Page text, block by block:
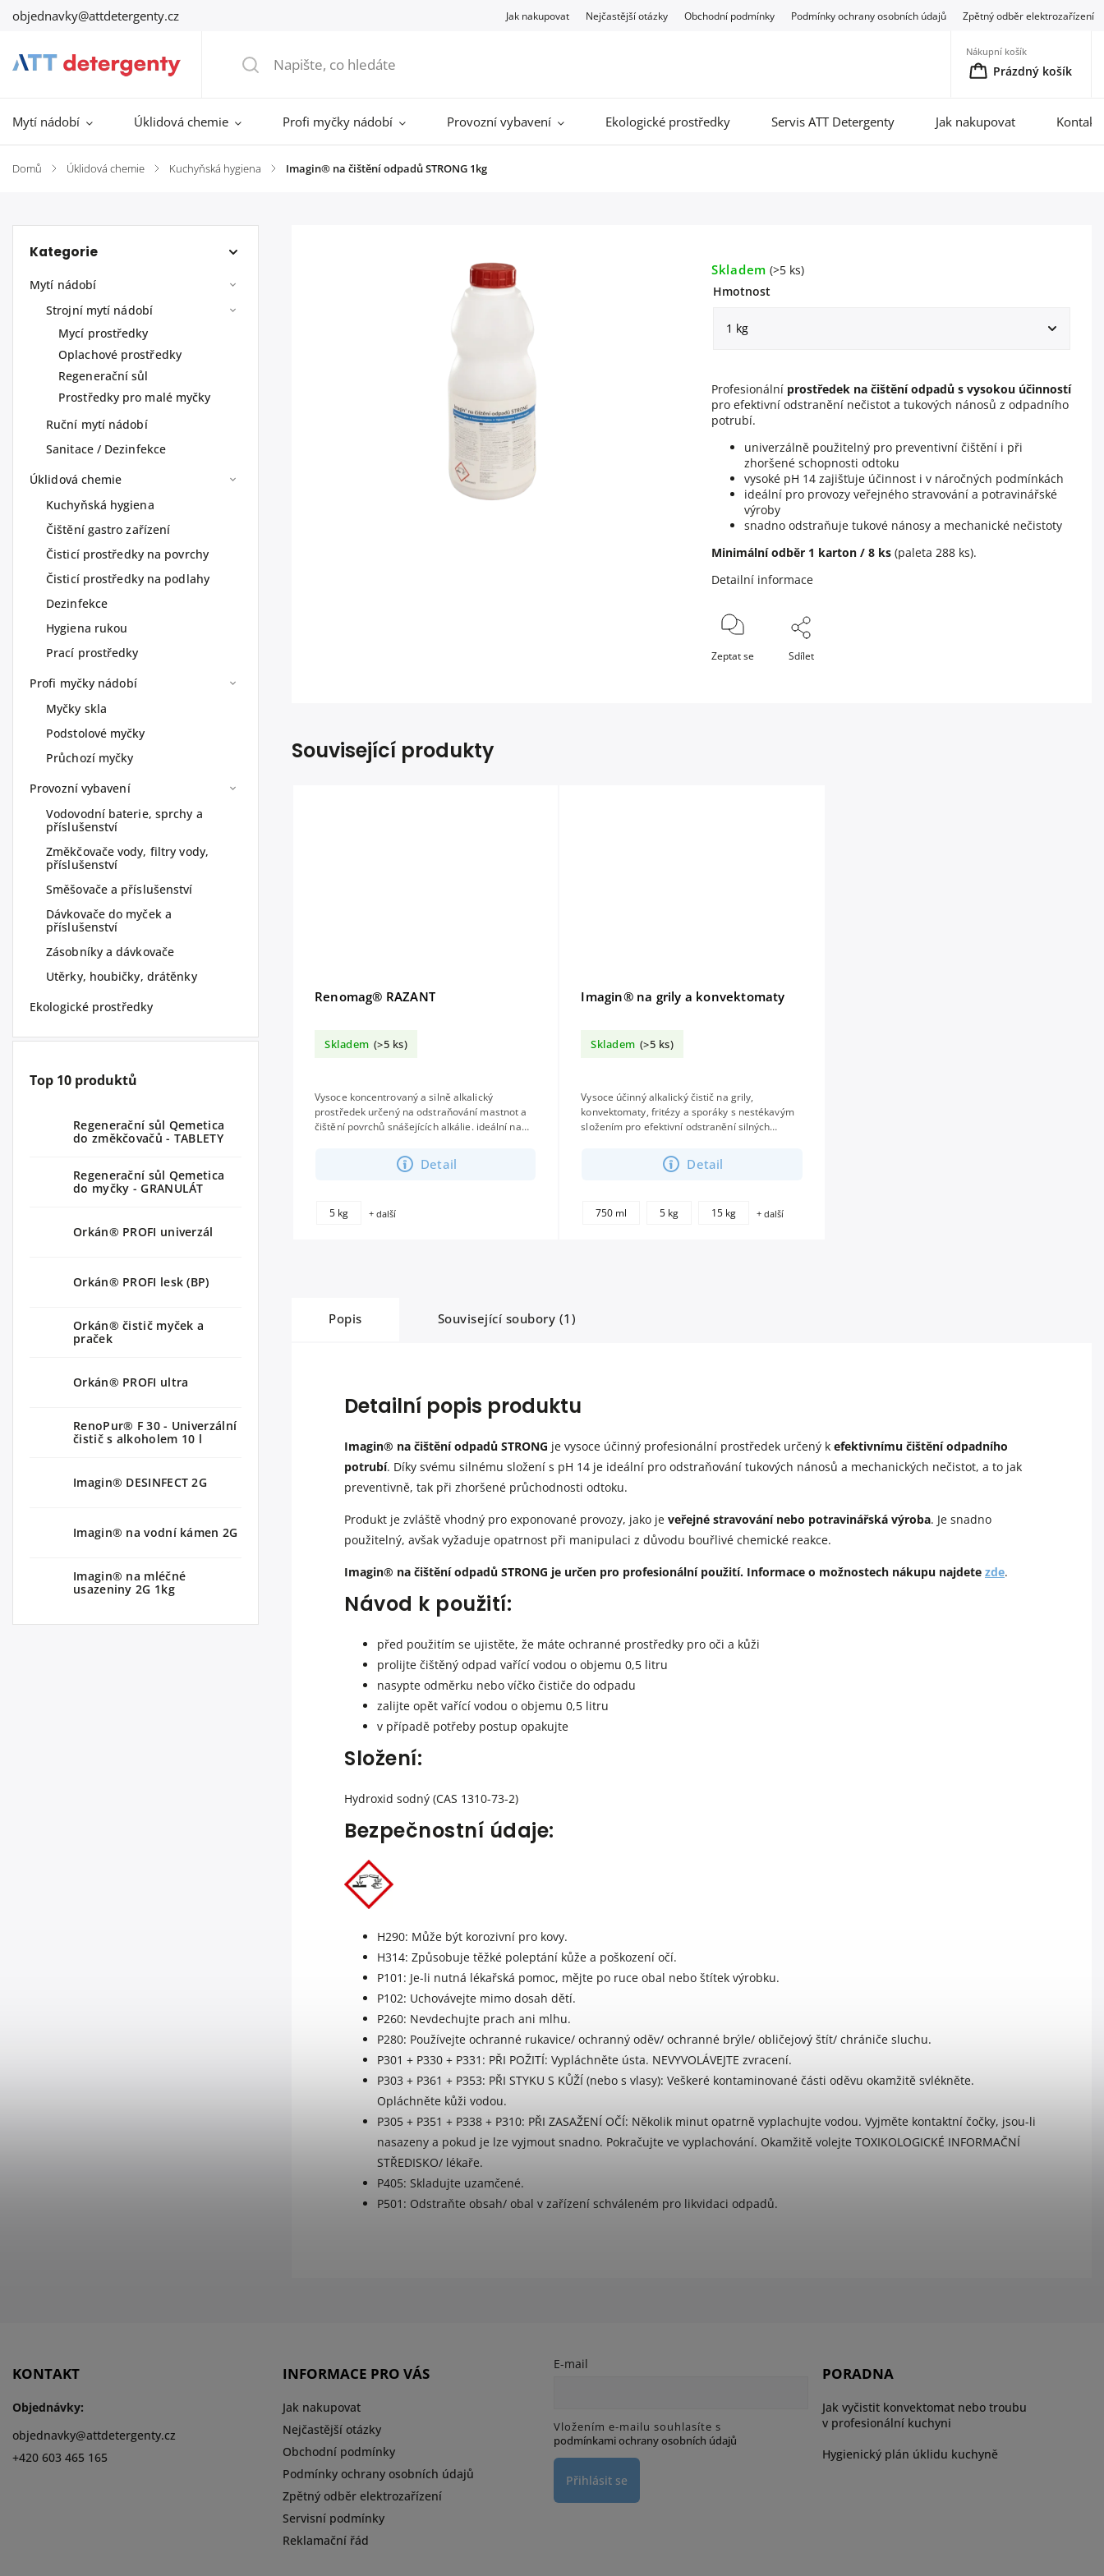
objednavky@attdetergenty.cz Jak nakupovat Nejčastější otázky Obchodní podmínky Podmínky ochrany osobních údajů Zpětný odběr elektrozařízení
Nákupní košík
Prázdný košík
Mytí nádobí Úklidová chemie Profi myčky nádobí Provozní vybavení Ekologické prostředky Servis ATT Detergenty Jak nakupovat
Domů / Úklidová chemie / Kuchyňská hygiena / Imagin® na čištění odpadů STRONG 1kg
Kategorie
Mytí nádobí
Strojní mytí nádobí
Mycí prostředky
Oplachové prostředky
Regenerační sůl
Prostředky pro malé myčky
Ruční mytí nádobí
Sanitace / Dezinfekce
Úklidová chemie
Kuchyňská hygiena
Čištění gastro zařízení
Čisticí prostředky na povrchy
Čisticí prostředky na podlahy
Dezinfekce
Hygiena rukou
Prací prostředky
Profi myčky nádobí
Myčky skla
Podstolové myčky
Průchozí myčky
Provozní vybavení
Vodovodní baterie, sprchy a
příslušenství
Změkčovače vody, filtry vody,
příslušenství
Směšovače a příslušenství
Dávkovače do myček a
příslušenství
Zásobníky a dávkovače
Utěrky, houbičky, drátěnky
Ekologické prostředky
Top 10 produktů
Regenerační sůl Qemetica
do změkčovačů - TABLETY
Regenerační sůl Qemetica
do myčky - GRANULÁT
Orkán® PROFI univerzál
Orkán® PROFI lesk (BP)
Orkán® čistič myček a
praček
Orkán® PROFI ultra
RenoPur® F 30 - Univerzální
čistič s alkoholem 10 l
Imagin® DESINFECT 2G
Imagin® na vodní kámen 2G
Imagin® na mléčné
usazeniny 2G 1kg
Skladem (>5 ks)
Hmotnost
Profesionální prostředek na čištění odpadů s vysokou účinností
pro efektivní odstranění nečistot a tukových nánosů z odpadního
potrubí.
univerzálně použitelný pro preventivní čištění i při
zhoršené schopnosti odtoku
vysoké pH 14 zajišťuje účinnost i v náročných podmínkách
ideální pro provozy veřejného stravování a potravinářské
výroby
snadno odstraňuje tukové nánosy a mechanické nečistoty
Minimální odběr 1 karton / 8 ks (paleta 288 ks).
Detailní informace
Zeptat se Sdílet
Související produkty
Renomag® RAZANT
Skladem (>5 ks)
Detail
Vysoce koncentrovaný a silně alkalický
prostředek určený na odstraňování mastnot a
čištění povrchů snášejících alkálie. ideální na
5 kg + další
Imagin® na grily a konvektomaty
Skladem (>5 ks)
Detail
Vysoce účinný alkalický čistič na grily,
konvektomaty, fritézy a sporáky s nestékavým
složením pro efektivní odstranění silných
750 ml 5 kg 15 kg + další
Popis Související soubory (1)
Detailní popis produktu
Imagin® na čištění odpadů STRONG je vysoce účinný profesionální prostředek určený k efektivnímu čištění odpadního
potrubí. Díky svému silnému složení s pH 14 je ideální pro odstraňování tukových nánosů a mechanických nečistot, a to jak
preventivně, tak při zhoršené průchodnosti odtoku.
Produkt je zvláště vhodný pro exponované provozy, jako je veřejné stravování nebo potravinářská výroba. Je snadno
použitelný, avšak vyžaduje opatrnost při manipulaci z důvodu bouřlivé chemické reakce.
Imagin® na čištění odpadů STRONG je určen pro profesionální použití. Informace o možnostech nákupu najdete zde.
Návod k použití:
před použitím se ujistěte, že máte ochranné prostředky pro oči a kůži
prolijte čištěný odpad vařící vodou o objemu 0,5 litru
nasypte odměrku nebo víčko čističe do odpadu
zalijte opět vařící vodou o objemu 0,5 litru
v případě potřeby postup opakujte
Složení:
Hydroxid sodný (CAS 1310-73-2)
Bezpečnostní údaje:
H290: Může být korozivní pro kovy.
H314: Způsobuje těžké poleptání kůže a poškození očí.
P101: Je-li nutná lékařská pomoc, mějte po ruce obal nebo štítek výrobku.
P102: Uchovávejte mimo dosah dětí.
P260: Nevdechujte prach ani mlhu.
P280: Používejte ochranné rukavice/ ochranný oděv/ ochranné brýle/ obličejový štít/ chrániče sluchu.
P301 + P330 + P331: PŘI POŽITÍ: Vypláchněte ústa. NEVYVOLÁVEJTE zvracení.
P303 + P361 + P353: PŘI STYKU S KŮŽÍ (nebo s vlasy): Veškeré kontaminované části oděvu okamžitě svlékněte.
Opláchněte kůži vodou.
P305 + P351 + P338 + P310: PŘI ZASAŽENÍ OČÍ: Několik minut opatrně vyplachujte vodou. Vyjměte kontaktní čočky, jsou-li
nasazeny a pokud je lze vyjmout snadno. Pokračujte ve vyplachování. Okamžitě volejte TOXIKOLOGICKÉ INFORMAČNÍ
STŘEDISKO/ lékaře.
P405: Skladujte uzamčené.
P501: Odstraňte obsah/ obal v zařízení schváleném pro likvidaci odpadů.
KONTAKT
Objednávky:
objednavky@attdetergenty.cz
+420 603 465 165
INFORMACE PRO VÁS
Jak nakupovat
Nejčastější otázky
Obchodní podmínky
Podmínky ochrany osobních údajů
Zpětný odběr elektrozařízení
Servisní podmínky
Reklamační řád
E-mail
Vložením e-mailu souhlasíte s
podmínkami ochrany osobních údajů
Přihlásit se
PORADNA
Jak vyčistit konvektomat nebo troubu
v profesionální kuchyni
Hygienický plán úklidu kuchyně